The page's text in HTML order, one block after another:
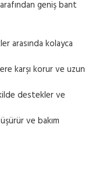
geniş bant
arasında kolayca
karşı korur ve uzun
destekler ve
ve bakım